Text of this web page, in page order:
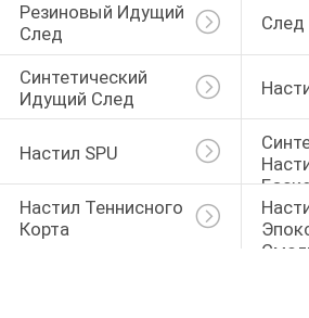
Резиновый Идущий
След
След
Синтетический
Идущий След
Настил SPU
Настил Теннисного
Корта